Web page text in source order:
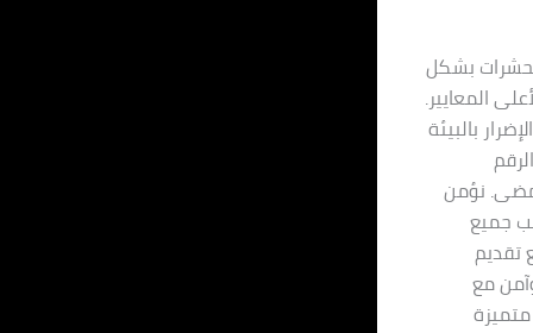
بشكل
المعايير.
بالبيئة
الرقم
مضى. نؤمن
جميع
تقديم
مع